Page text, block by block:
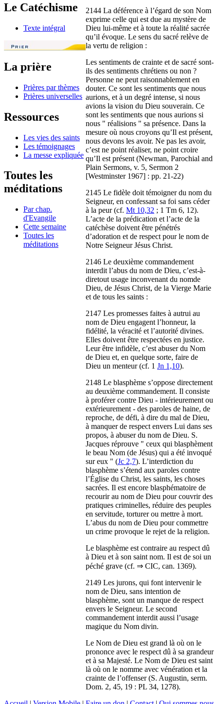
Le Catéchisme
Texte intégral
La prière
Prières par thèmes
Prières universelles
Ressources
Les vies des saints
Les témoignages
La messe expliquée
Toutes les
méditations
Par chap.
d'Evangile
Cette semaine
Toutes les
méditations
2144 La déférence à l’égard de son Nom
exprime celle qui est due au mystère de
Dieu lui-même et à toute la réalité sacrée
qu’il évoque. Le sens du sacré relève de
la vertu de religion :
Les sentiments de crainte et de sacré sont-
ils des sentiments chrétiens ou non ?
Personne ne peut raisonnablement en
douter. Ce sont les sentiments que nous
aurions, et à un degré intense, si nous
avions la vision du Dieu souverain. Ce
sont les sentiments que nous aurions si
nous " réalisions " sa présence. Dans la
mesure où nous croyons qu’Il est présent,
nous devons les avoir. Ne pas les avoir,
c’est ne point réaliser, ne point croire
qu’Il est présent (Newman, Parochial and
Plain Sermons, v. 5, Sermon 2
[Westminster 1967] : pp. 21-22)
2145 Le fidèle doit témoigner du nom du
Seigneur, en confessant sa foi sans céder
à la peur (cf. Mt 10,32 ; 1 Tm 6, 12).
L’acte de la prédication et l’acte de la
catéchèse doivent être pénétrés
d’adoration et de respect pour le nom de
Notre Seigneur Jésus Christ.
2146 Le deuxième commandement
interdit l’abus du nom de Dieu, c’est-à-
diretout usage inconvenant du nomde
Dieu, de Jésus Christ, de la Vierge Marie
et de tous les saints :
2147 Les promesses faites à autrui au
nom de Dieu engagent l’honneur, la
fidélité, la véracité et l’autorité divines.
Elles doivent être respectées en justice.
Leur être infidèle, c’est abuser du Nom
de Dieu et, en quelque sorte, faire de
Dieu un menteur (cf. 1 Jn 1,10).
2148 Le blasphème s’oppose directement
au deuxième commandement. Il consiste
à proférer contre Dieu - intérieurement ou
extérieurement - des paroles de haine, de
reproche, de défi, à dire du mal de Dieu,
à manquer de respect envers Lui dans ses
propos, à abuser du nom de Dieu. S.
Jacques réprouve " ceux qui blasphèment
le beau Nom (de Jésus) qui a été invoqué
sur eux " (Jc 2,7). L’interdiction du
blasphème s’étend aux paroles contre
l’Église du Christ, les saints, les choses
sacrées. Il est encore blasphématoire de
recourir au nom de Dieu pour couvrir des
pratiques criminelles, réduire des peuples
en servitude, torturer ou mettre à mort.
L’abus du nom de Dieu pour commettre
un crime provoque le rejet de la religion.
Le blasphème est contraire au respect dû
à Dieu et à son saint nom. Il est de soi un
péché grave (cf. ⇒ CIC, can. 1369).
2149 Les jurons, qui font intervenir le
nom de Dieu, sans intention de
blasphème, sont un manque de respect
envers le Seigneur. Le second
commandement interdit aussi l’usage
magique du Nom divin.
Le Nom de Dieu est grand là où on le
prononce avec le respect dû à sa grandeur
et à sa Majesté. Le Nom de Dieu est saint
là où on le nomme avec vénération et la
crainte de l’offenser (S. Augustin, serm.
Dom. 2, 45, 19 : PL 34, 1278).